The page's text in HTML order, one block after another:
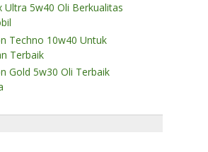
Ultra 5w40 Oli Berkualitas
Techno 10w40 Untuk
Terbaik
Gold 5w30 Oli Terbaik